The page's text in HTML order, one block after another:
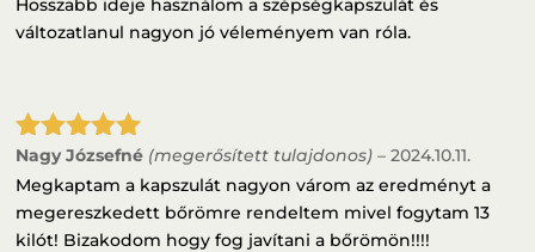
Hosszabb ideje használom a szépségkapszulát és
változatlanul nagyon jó véleményem van róla.
Értékelés:
5/ 5
Nagy Józsefné (megerősített tulajdonos) – 2024.10.11.
Megkaptam a kapszulát nagyon várom az eredményt a
megereszkedett bőrömre rendeltem mivel fogytam 13
kilót! Bizakodom hogy fog javítani a bőrömön!!!!